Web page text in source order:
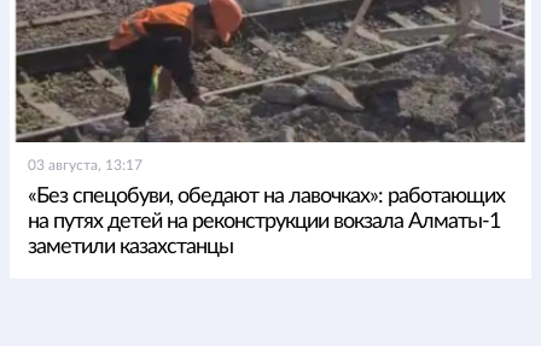
03 августа, 13:17
«Без спецобуви, обедают на лавочках»: работающих
на путях детей на реконструкции вокзала Алматы-1
заметили казахстанцы